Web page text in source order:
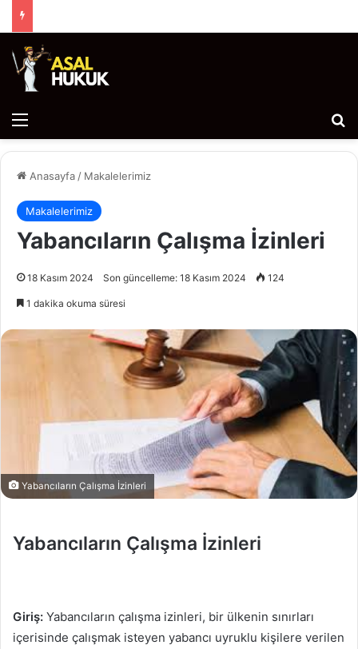
Menü
Anasayfa / Makalelerimiz
Makalelerimiz
Yabancıların Çalışma İzinleri
18 Kasım 2024 Son güncelleme: 18 Kasım 2024 124
1 dakika okuma süresi
Yabancıların Çalışma İzinleri
Yabancıların Çalışma İzinleri
Giriş: Yabancıların çalışma izinleri, bir ülkenin sınırları
içerisinde çalışmak isteyen yabancı uyruklu kişilere verilen